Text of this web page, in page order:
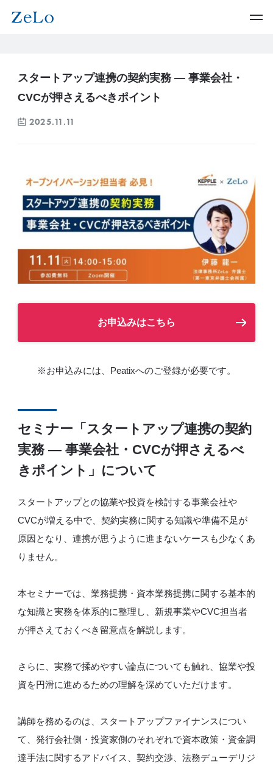
スタートアップ連携の契約実務 ― 事業会社・
CVCが押さえるべきポイント
2025.11.11
お申込みはこちら
※お申込みには、Peatixへのご登録が必要です。
セミナー「スタートアップ連携の契約
実務 ― 事業会社・CVCが押さえるべ
きポイント」について
スタートアップとの協業や投資を検討する事業会社や
CVCが増える中で、契約実務に関する知識や準備不足が
原因となり、連携が思うように進まないケースも少なくあ
りません。
本セミナーでは、業務提携・資本業務提携に関する基本的
な知識と実務を体系的に整理し、新規事業やCVC担当者
が押さえておくべき留意点を解説します。
さらに、実務で揉めやすい論点についても触れ、協業や投
資を円滑に進めるための理解を深めていただけます。
講師を務めるのは、スタートアップファイナンスについ
て、発行会社側・投資家側のそれぞれで資本政策・資金調
達手法に関するアドバイス、契約交渉、法務デューデリジ